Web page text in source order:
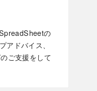
の
アドバイス、
ご支援をして